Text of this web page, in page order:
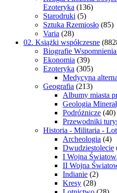
Ezoteryka (136)
Starodruki (5)
Sztuka Rzemiosło (85)
Varia (28)
02. Książki współczesne
Biografie
Ekonomia (39)
Ezoteryka (305)
Medycyna
Geografia (213)
Albumy miasta
Geologia
Podróżnicze (40)
Przewodniki
Historia - Militaria -
Archeologia (4)
Dwudziestolecie
I Wojna
II Wojna
Indianie (2)
Kresy (28)